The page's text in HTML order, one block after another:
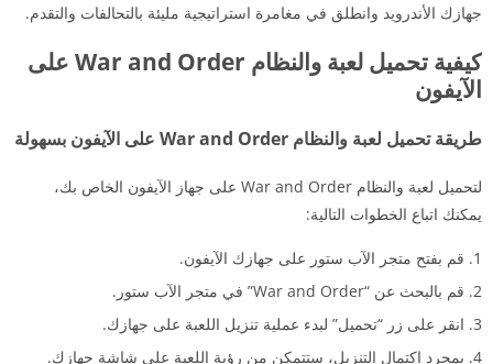
جهازك الأندرويد وانطلق في مغامرة استراتيجية مليئة بالتحالفات والتقدم.
كيفية تحميل لعبة والنظام War and Order على
الآيفون
طريقة تحميل لعبة والنظام War and Order على الآيفون بسهولة
لتحميل لعبة والنظام War and Order على جهاز الآيفون الخاص بك،
يمكنك اتباع الخطوات التالية:
قم بفتح متجر الآب ستور على جهازك الآيفون.
قم بالبحث عن “War and Order” في متجر الآب ستور.
انقر على زر “تحميل” لبدء عملية تنزيل اللعبة على جهازك.
بمجرد اكتمال التنزيل، ستتمكن من رؤية اللعبة على شاشة جهازك.